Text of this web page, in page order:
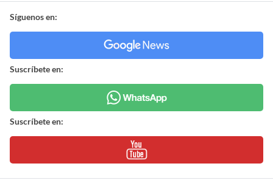
Síguenos en:
Suscríbete en:
Suscríbete en: